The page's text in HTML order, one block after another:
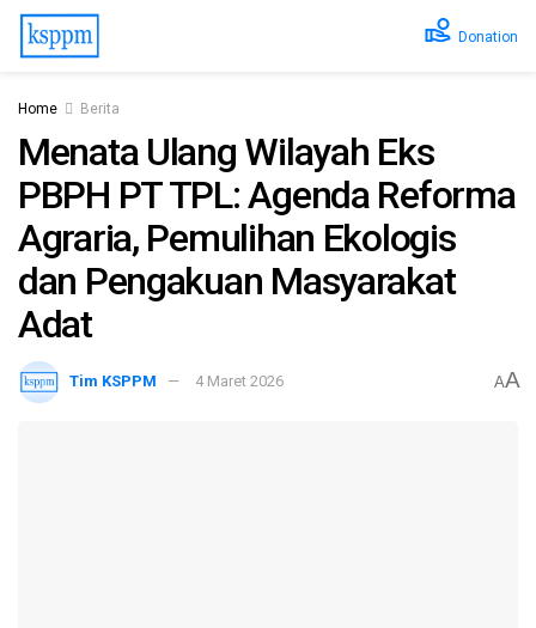
Donation
Home Berita
Menata Ulang Wilayah Eks
PBPH PT TPL: Agenda Reforma
Agraria, Pemulihan Ekologis
dan Pengakuan Masyarakat
Adat
Tim KSPPM 4 Maret 2026 AA